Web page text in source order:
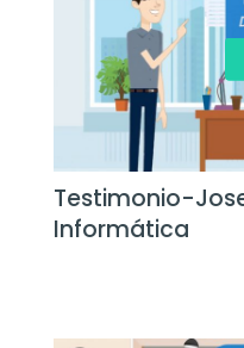
Testimonio-
Informática